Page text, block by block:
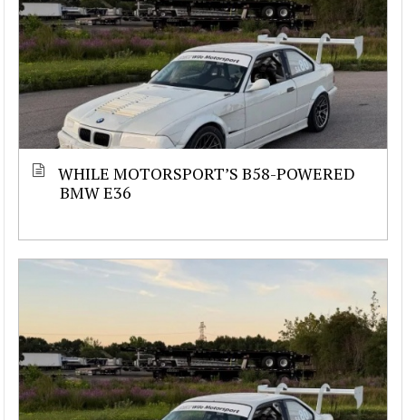
WHILE MOTORSPORT’S B58-POWERED
BMW E36